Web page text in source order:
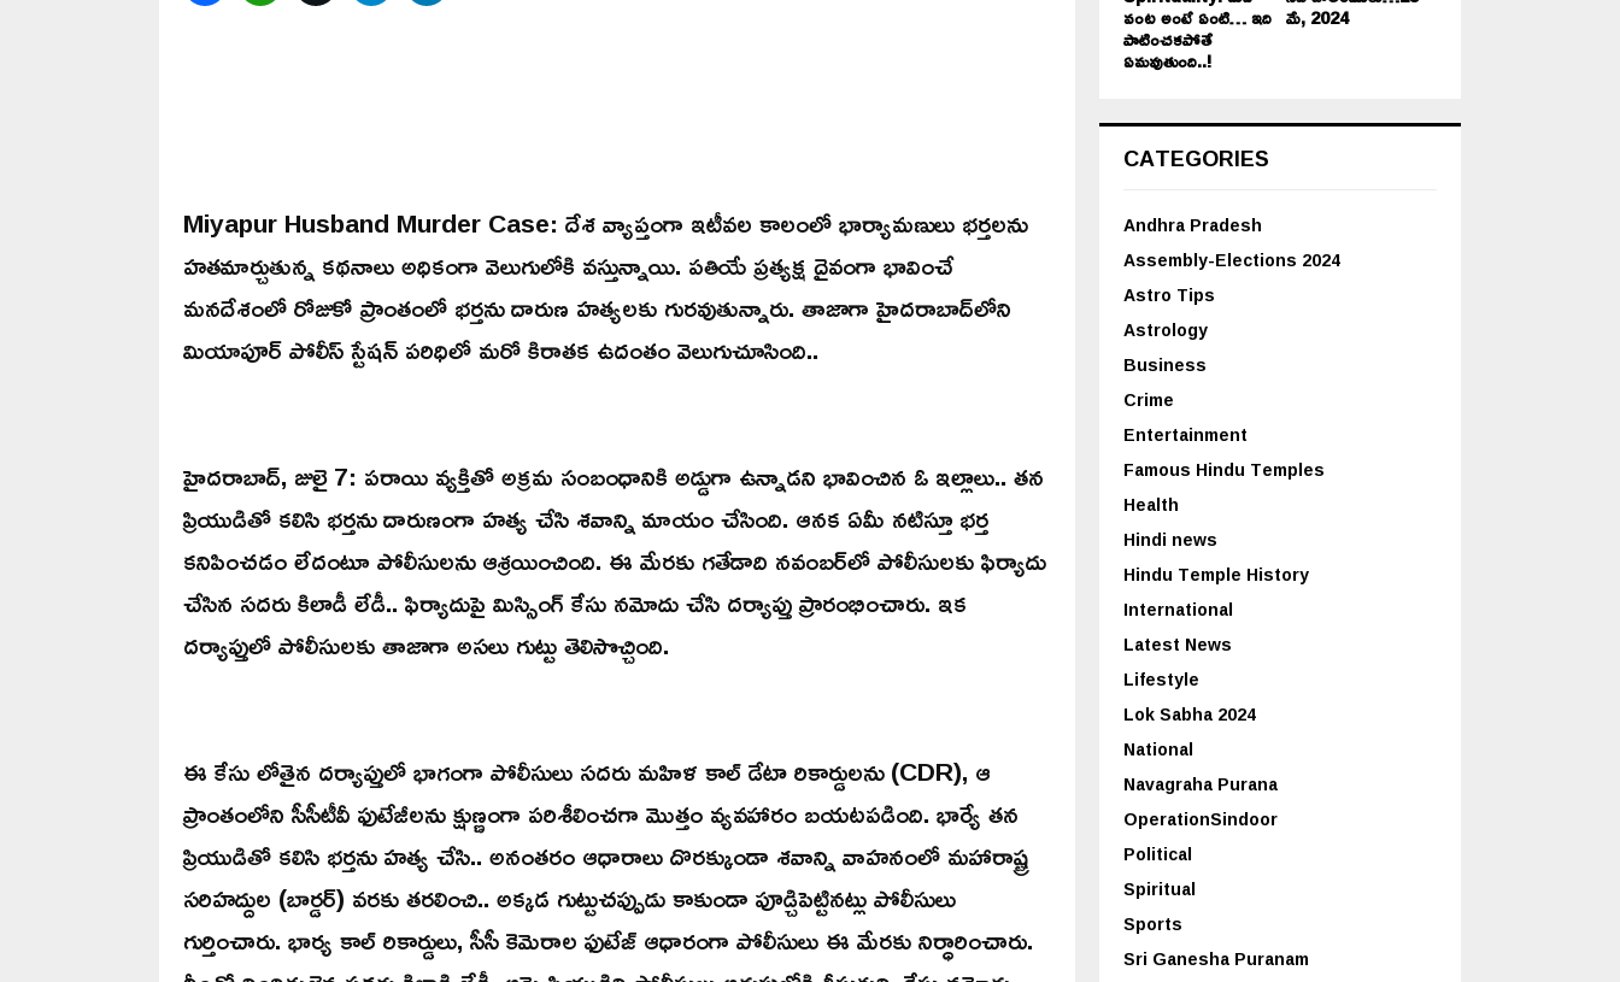
Miyapur Husband Murder Case: దేశ వ్యాప్తంగా ఇటీవల కాలంలో భార్యామణులు భర్తలను
హతమార్చుతున్న కథనాలు అధికంగా వెలుగులోకి వస్తున్నాయి. పతియే ప్రత్యక్ష దైవంగా భావించే
మనదేశంలో రోజుకో ప్రాంతంలో భర్తను దారుణ హత్యలకు గురవుతున్నారు. తాజాగా హైదరాబాద్‌లోని
మియాపూర్ పోలీస్ స్టేషన్ పరిధిలో మరో కిరాతక ఉదంతం వెలుగుచూసింది..
హైదరాబాద్‌, జులై 7: పరాయి వ్యక్తితో అక్రమ సంబంధానికి అడ్డుగా ఉన్నాడని భావించిన ఓ ఇల్లాలు.. తన
ప్రియుడితో కలిసి భర్తను దారుణంగా హత్య చేసి శవాన్ని మాయం చేసింది. ఆనక ఏమీ నటిస్తూ భర్త
కనిపించడం లేదంటూ పోలీసులను ఆశ్రయించింది. ఈ మేరకు గతేడాది నవంబర్‌లో పోలీసులకు ఫిర్యాదు
చేసిన సదరు కిలాడీ లేడీ.. ఫిర్యాదుపై మిస్సింగ్‌ కేసు నమోదు చేసి దర్యాప్తు ప్రారంభించారు. ఇక
దర్యాప్తులో పోలీసులకు తాజాగా అసలు గుట్టు తెలిసొచ్చింది.
ఈ కేసు లోతైన దర్యాప్తులో భాగంగా పోలీసులు సదరు మహిళ కాల్ డేటా రికార్డులను (CDR), ఆ
ప్రాంతంలోని సీసీటీవీ ఫుటేజీలను క్షుణ్ణంగా పరిశీలించగా మొత్తం వ్యవహారం బయటపడింది. భార్యే తన
ప్రియుడితో కలిసి భర్తను హత్య చేసి.. అనంతరం ఆధారాలు దొరక్కుండా శవాన్ని వాహనంలో మహారాష్ట్ర
సరిహద్దుల (బార్డర్) వరకు తరలించి.. అక్కడ గుట్టుచప్పుడు కాకుండా పూడ్చిపెట్టినట్లు పోలీసులు
గుర్తించారు. భార్య కాల్ రికార్డులు, సీసీ కెమెరాల ఫుటేజ్ ఆధారంగా పోలీసులు ఈ మేరకు నిర్ధారించారు.
వంట అంటే ఏంటి… ఇది
పాటించకపోతే
ఏమవుతుంది..!
మే, 2024
CATEGORIES
Andhra Pradesh
Assembly-Elections 2024
Astro Tips
Astrology
Business
Crime
Entertainment
Famous Hindu Temples
Health
Hindi news
Hindu Temple History
International
Latest News
Lifestyle
Lok Sabha 2024
National
Navagraha Purana
OperationSindoor
Political
Spiritual
Sports
Sri Ganesha Puranam